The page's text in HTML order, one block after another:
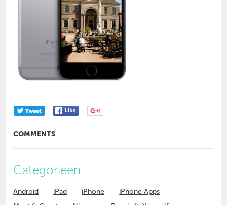
COMMENTS
Categorieen
Android iPad iPhone
iPhone Apps